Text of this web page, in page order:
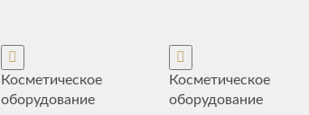
Косметическое
оборудование
Косметическое
оборудование